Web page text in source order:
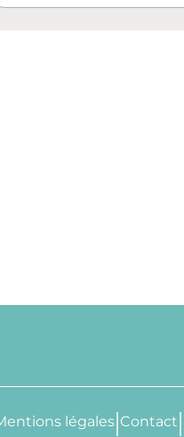
légales Contact